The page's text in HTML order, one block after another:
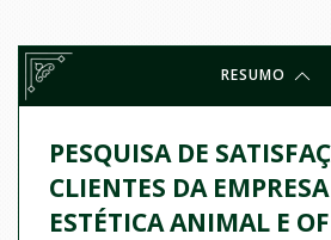
RESUMO
PESQUISA DE
CLIENTES DA
ESTÉTICA ANIMAL E